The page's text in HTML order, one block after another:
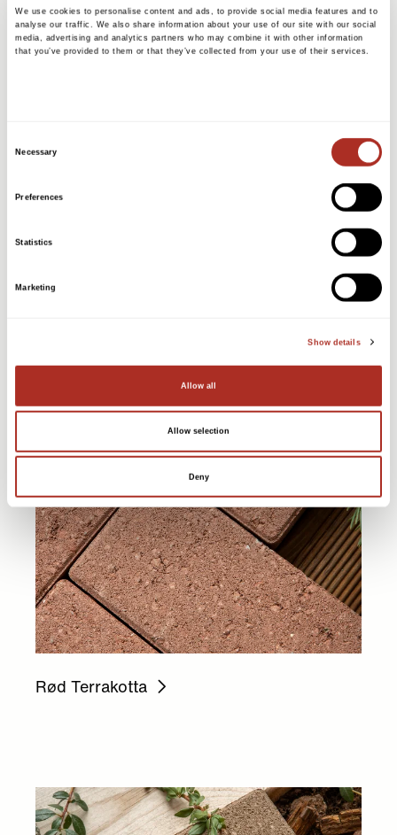
We use cookies to personalise content and ads, to provide social media features and to
analyse our traffic. We also share information about your use of our site with our social
media, advertising and analytics partners who may combine it with other information
that you’ve provided to them or that they’ve collected from your use of their services.
Necessary
Preferences
Statistics
Marketing
Show details
Allow all
Allow selection
Deny
Rød Terrakotta